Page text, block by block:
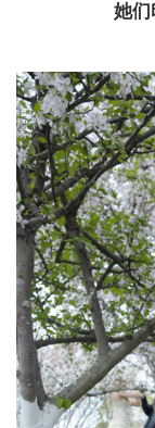
她们